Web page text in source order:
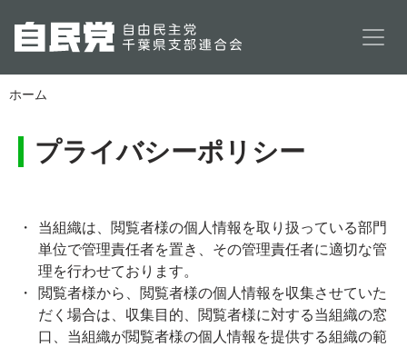
ホーム
プライバシーポリシー
当組織は、閲覧者様の個人情報を取り扱っている部門
単位で管理責任者を置き、その管理責任者に適切な管
理を行わせております。
閲覧者様から、閲覧者様の個人情報を収集させていた
だく場合は、収集目的、閲覧者様に対する当組織の窓
口、当組織が閲覧者様の個人情報を提供する組織の範